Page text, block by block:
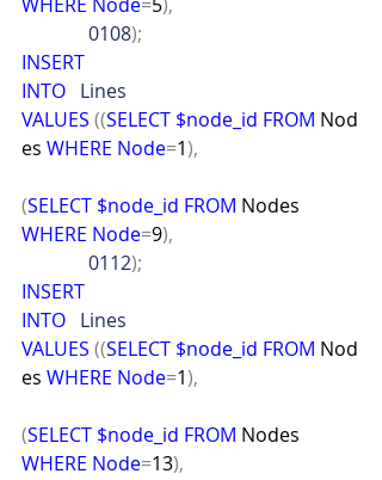
0108);
INSERT
INTO Lines
VALUES ((SELECT $node_id FROM Nod
es WHERE Node=1),
(SELECT $node_id FROM Nodes
WHERE Node=9),
0112);
INSERT
INTO Lines
VALUES ((SELECT $node_id FROM Nod
es WHERE Node=1),
(SELECT $node_id FROM Nodes
WHERE Node=13),